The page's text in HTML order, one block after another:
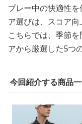
プレー中の快適性
ア選びは、スコア向
こちらでは、季節
アから厳選した5つ
今回紹介する商品